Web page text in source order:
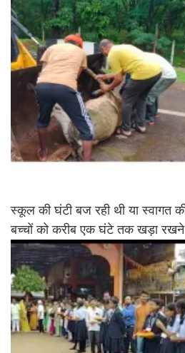
स्कूल की घंटी बज रही थी या स्वागत
बच्चों को करीब एक घंटे तक खड़ा